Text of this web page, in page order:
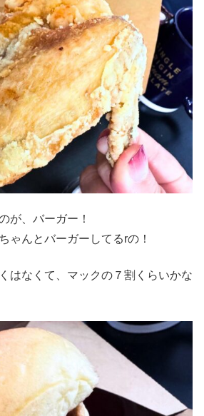
が、バーガー！
ゃんとバーガーしてるrの！
はなくて、マックの７割くらいかな